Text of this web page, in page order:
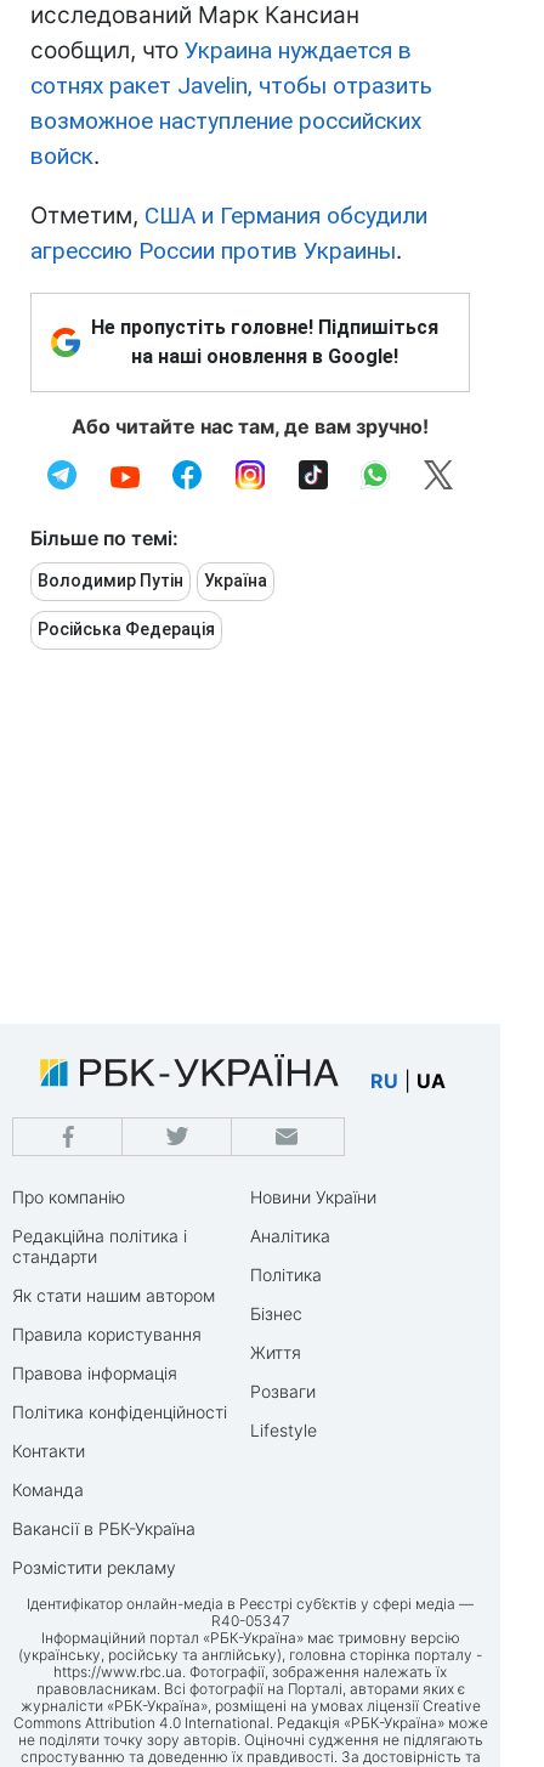
исследований Марк Кансиан
сообщил, что Украина нуждается в
сотнях ракет Javelin, чтобы отразить
возможное наступление российских
войск.
Отметим, США и Германия обсудили
агрессию России против Украины.
Не пропустіть головне! Підпишіться
на наші оновлення в Google!
Або читайте нас там, де вам зручно!
Більше по темі:
Володимир Путін Україна
Російська Федерація
RU UA
Про компанію
Редакційна політика і
стандарти
Як стати нашим автором
Правила користування
Правова інформація
Політика конфіденційності
Контакти
Команда
Вакансії в РБК-Україна
Розмістити рекламу
Новини України
Аналітика
Політика
Бізнес
Життя
Розваги
Lifestyle
Ідентифікатор онлайн-медіа в Реєстрі суб’єктів у сфері медіа —
R40-05347
Інформаційний портал «РБК-Україна» має тримовну версію
(українську, російську та англійську), головна сторінка порталу -
https://www.rbc.ua. Фотографії, зображення належать їх
правовласникам. Всі фотографії на Порталі, авторами яких є
журналісти «РБК-Україна», розміщені на умовах ліцензії Creative
Commons Attribution 4.0 International. Редакція «РБК-Україна» може
не поділяти точку зору авторів. Оціночні судження не підлягають
спростуванню та доведенню їх правдивості. За достовірність та